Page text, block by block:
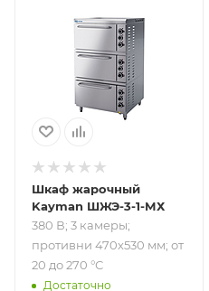
380 В; 3 камеры;
противни 470х530
мм; от 20 до 270
Шкаф жарочный
Kayman ШЖЭ-3-1-МХ
380 В; 3 камеры;
противни 470х530 мм; от
20 до 270 °С
Достаточно